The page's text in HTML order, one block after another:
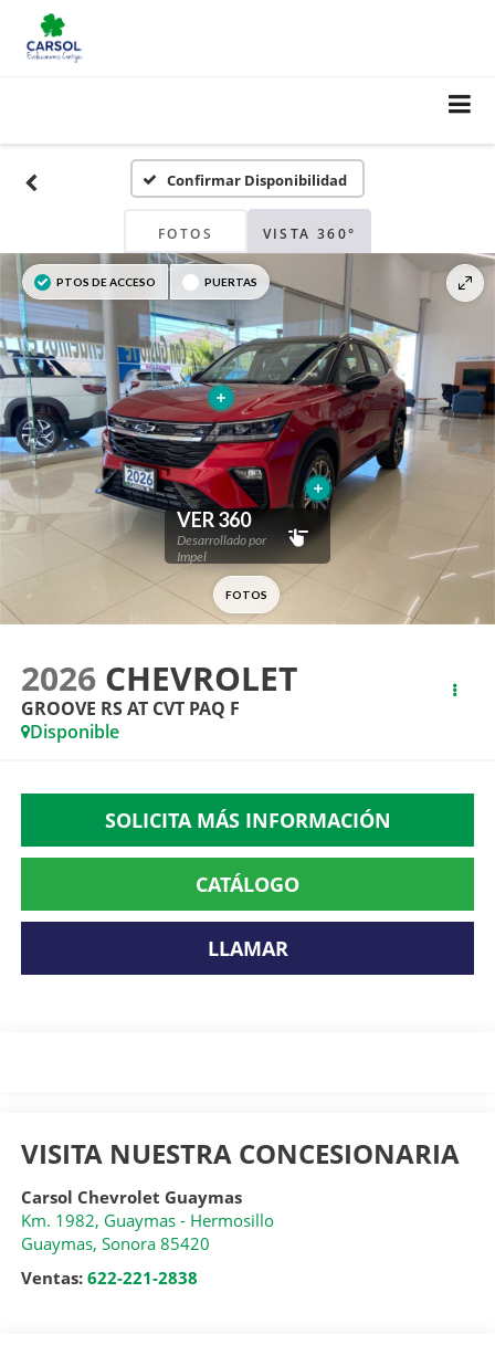
Confirmar Disponibilidad
FOTOS VISTA 360°
2026 CHEVROLET
GROOVE RS AT CVT PAQ F
Disponible
SOLICITA MÁS INFORMACIÓN
CATÁLOGO
LLAMAR
VISITA NUESTRA CONCESIONARIA
Carsol Chevrolet Guaymas
Km. 1982, Guaymas - Hermosillo
Guaymas, Sonora 85420
Ventas: 622-221-2838